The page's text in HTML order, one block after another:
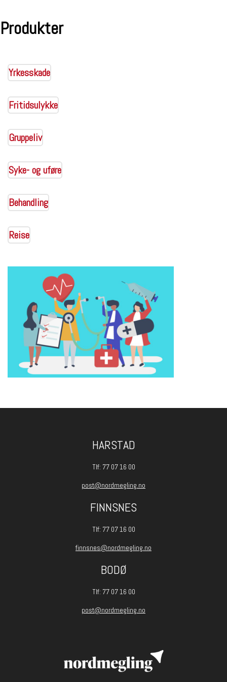
Produkter
Yrkesskade
Fritidsulykke
Gruppeliv
Syke- og uføre
Behandling
Reise
HARSTAD
Tlf: 77 07 16 00
post@nordmegling.no
FINNSNES
Tlf: 77 07 16 00
finnsnes@nordmegling.no
BODØ
Tlf: 77 07 16 00
post@nordmegling.no